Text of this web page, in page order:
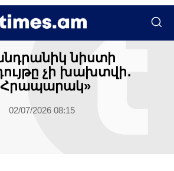
նիստի
չի խախտվի․
02/07/2026 08:15